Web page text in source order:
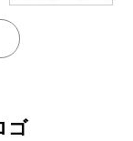
ゴ